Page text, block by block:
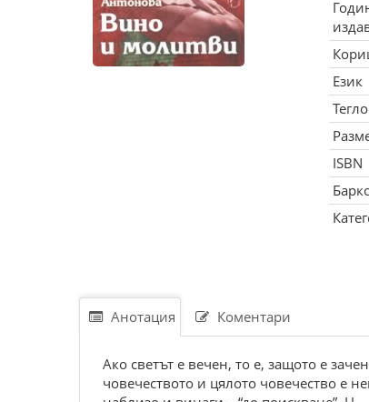
Език
Тегло
ISBN
Анотация Коментари
Ако светът е вечен, то е, защото е
човечеството и цялото човечество е